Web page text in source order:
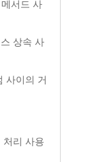
서드 사
상속 사
사이의 거
처리 사용